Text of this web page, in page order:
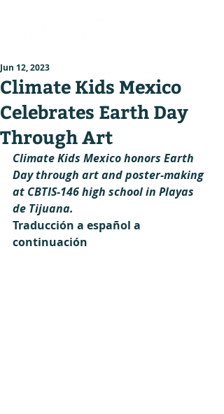
Climate Kids Mexico
Celebrates Earth Day
Through Art
Jun 12, 2023
Climate Kids Mexico honors Earth
Day through art and poster-making
at CBTIS-146 high school in Playas
de Tijuana.
Traducción a español a
continuación